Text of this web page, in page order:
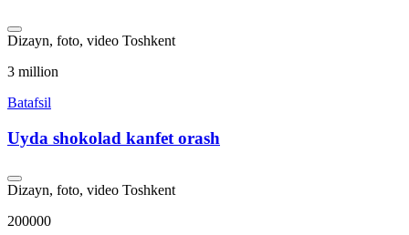
Dizayn, foto, video Toshkent
3 million
Batafsil
Uyda shokolad kanfet orash
Dizayn, foto, video Toshkent
200000